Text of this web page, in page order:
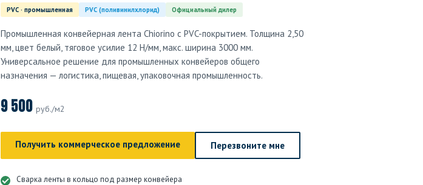
PVC · промышленная PVC (поливинилхлорид) Официальный дилер
Промышленная конвейерная лента Chiorino с PVC-покрытием. Толщина 2,50
мм, цвет белый, тяговое усилие 12 Н/мм, макс. ширина 3000 мм.
Универсальное решение для промышленных конвейеров общего
назначения — логистика, пищевая, упаковочная промышленность.
9 500 руб./м2
Получить коммерческое предложение Перезвоните мне
Сварка ленты в кольцо под размер конвейера